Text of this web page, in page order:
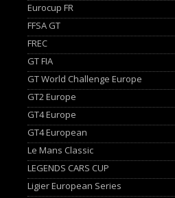
Eurocup FR
FFSA GT
FREC
GT FIA
GT World Challenge Europe
GT2 Europe
GT4 Europe
GT4 European
Le Mans Classic
LEGENDS CARS CUP
Ligier European Series